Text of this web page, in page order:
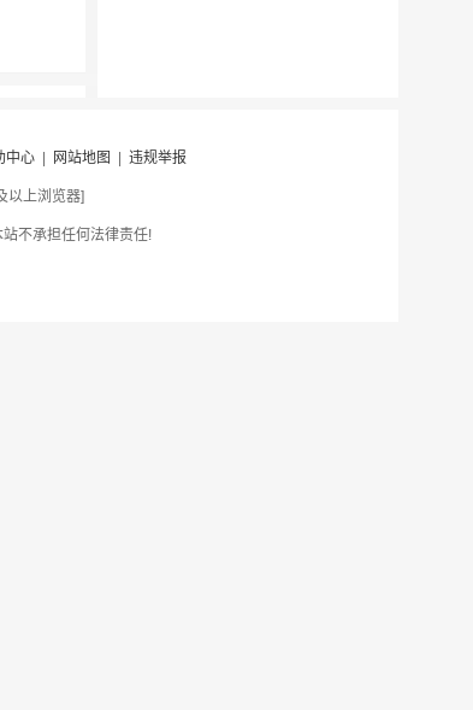
中心| 网站地图 违规举报
以上浏览器]
不承担任何法律责任!